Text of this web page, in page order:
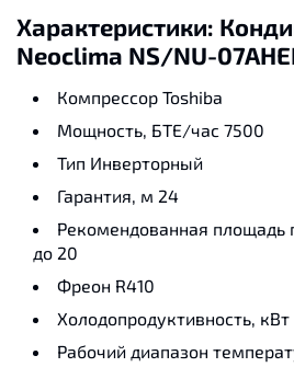
Характеристики:
Neoclima NS/NU-
Компрессор Toshiba
Мощность, БТЕ/час 7500
Тип Инверторный
Гарантия, м 24
Рекомендованная
до 20
Фреон R410
Холодопродуктивность, кВт
Рабочий диапазон